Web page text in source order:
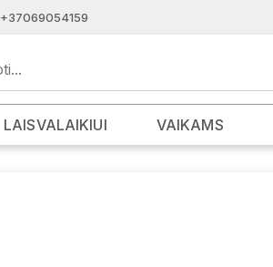
+37069054159
LAISVALAIKIUI VAIKAMS